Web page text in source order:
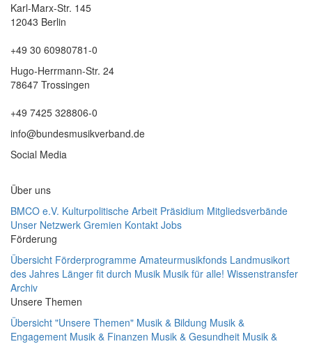
Karl-Marx-Str. 145
12043 Berlin
+49 30 60980781-0
Hugo-Herrmann-Str. 24
78647 Trossingen
+49 7425 328806-0
info@bundesmusikverband.de
Social Media
Über uns
BMCO e.V. Kulturpolitische Arbeit Präsidium Mitgliedsverbände
Unser Netzwerk Gremien Kontakt Jobs
Förderung
Übersicht Förderprogramme Amateurmusikfonds Landmusikort
des Jahres Länger fit durch Musik Musik für alle! Wissenstransfer
Archiv
Unsere Themen
Übersicht "Unsere Themen" Musik & Bildung Musik &
Engagement Musik & Finanzen Musik & Gesundheit Musik &